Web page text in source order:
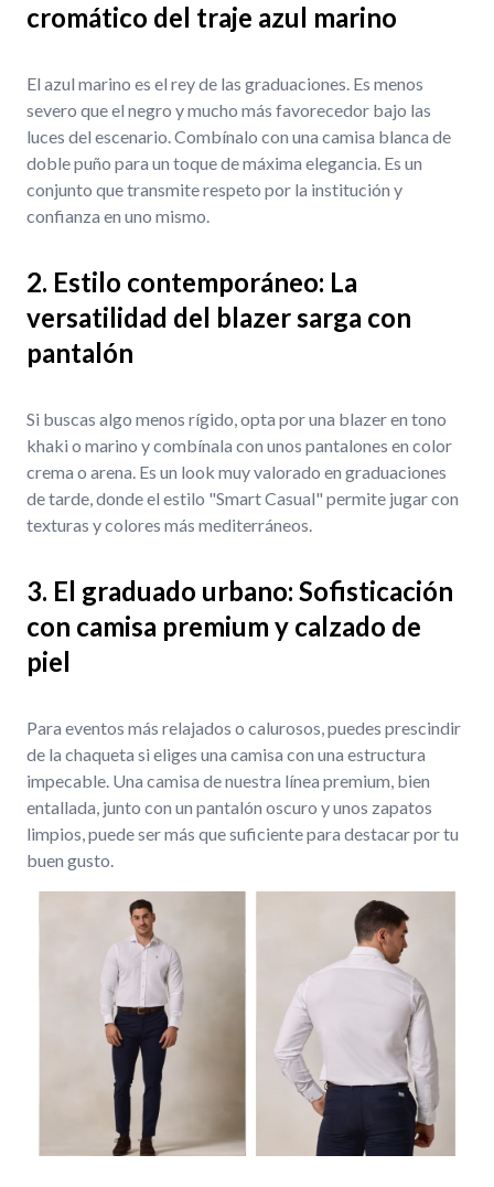
cromático del traje azul marino
El azul marino es el rey de las graduaciones. Es menos
severo que el negro y mucho más favorecedor bajo las
luces del escenario. Combínalo con una camisa blanca de
doble puño para un toque de máxima elegancia. Es un
conjunto que transmite respeto por la institución y
confianza en uno mismo.
2. Estilo contemporáneo: La
versatilidad del blazer sarga con
pantalón
Si buscas algo menos rígido, opta por una blazer en tono
khaki o marino y combínala con unos pantalones en color
crema o arena. Es un look muy valorado en graduaciones
de tarde, donde el estilo "Smart Casual" permite jugar con
texturas y colores más mediterráneos.
3. El graduado urbano: Sofisticación
con camisa premium y calzado de
piel
Para eventos más relajados o calurosos, puedes prescindir
de la chaqueta si eliges una camisa con una estructura
impecable. Una camisa de nuestra línea premium, bien
entallada, junto con un pantalón oscuro y unos zapatos
limpios, puede ser más que suficiente para destacar por tu
buen gusto.